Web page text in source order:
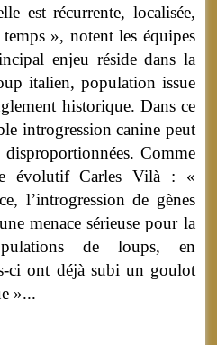
est récurrente, localisée,
», notent les équipes
enjeu réside dans la
italien, population issue
historique. Dans ce
introgression canine peut
disproportionnées. Comme
évolutif Carles Vilà : «
l’introgression de gènes
menace sérieuse pour la
de loups, en
ci ont déjà subi un goulot
»...